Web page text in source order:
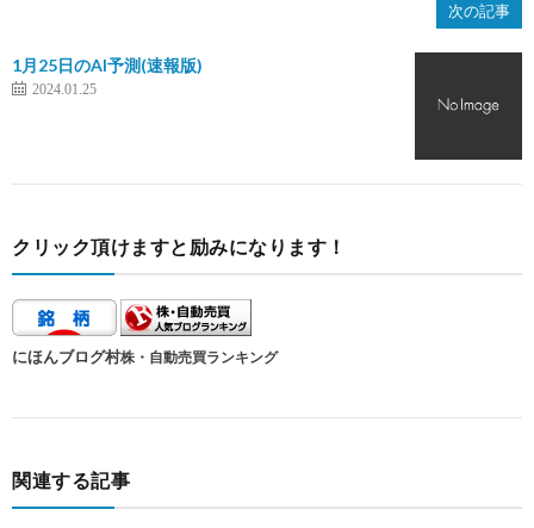
次の記事
1月25日のAI予測(速報版)
2024.01.25
クリック頂けますと励みになります！
にほんブログ村株・自動売買ランキング
関連する記事